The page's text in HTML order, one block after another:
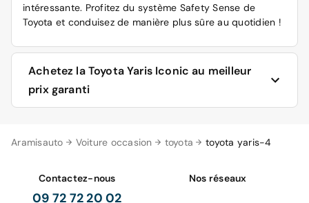
Aramisauto Voiture occasion toyota toyota yaris-4
intéressante. Profitez du système Safety Sense de
Toyota et conduisez de manière plus sûre au quotidien !
Achetez la Toyota Yaris Iconic au meilleur
prix garanti
garanti ? Alors, découvrez notre offre autour de la
Si vous trouvez moins cher ailleurs, alors nous vous
Contactez-nous
09 72 72 20 02
Nos réseaux